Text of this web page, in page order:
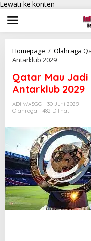
Lewati ke konten
Homepage / Olahraga
Antarklub 2029
Qatar Mau Jadi
Antarklub 2029
ADI WASGO
30 Juni 2025
Olahraga
482 Dilihat